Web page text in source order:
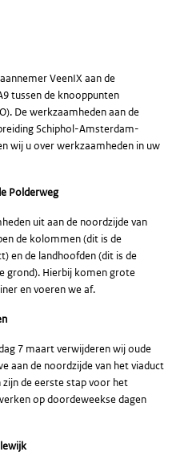
VeenIX aan de
tussen de knooppunten
De werkzaamheden aan de
Schiphol-Amsterdam-
wij u over werkzaamheden in uw
Polderweg
uit aan de noordzijde van
de kolommen (dit is de
en de landhoofden (dit is de
grond). Hierbij komen grote
en voeren we af.
7 maart verwijderen wij oude
aan de noordzijde van het viaduct
de eerste stap voor het
op doordeweekse dagen